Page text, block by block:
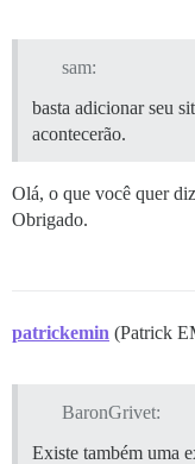
sam:
basta adicionar seu
acontecerão.
Olá, o que você quer
Obrigado.
patrickemin (Patrick
BaronGrivet:
Existe também uma